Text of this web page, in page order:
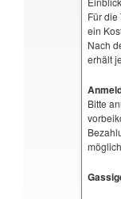
Für
ein
Nach
erhält
Bitte